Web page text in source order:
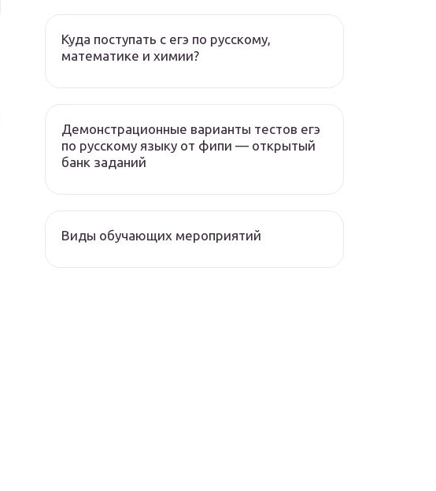
Куда поступать с егэ по русскому,
математике и химии?
Демонстрационные варианты тестов егэ
по русскому языку от фипи — открытый
банк заданий
Виды обучающих мероприятий